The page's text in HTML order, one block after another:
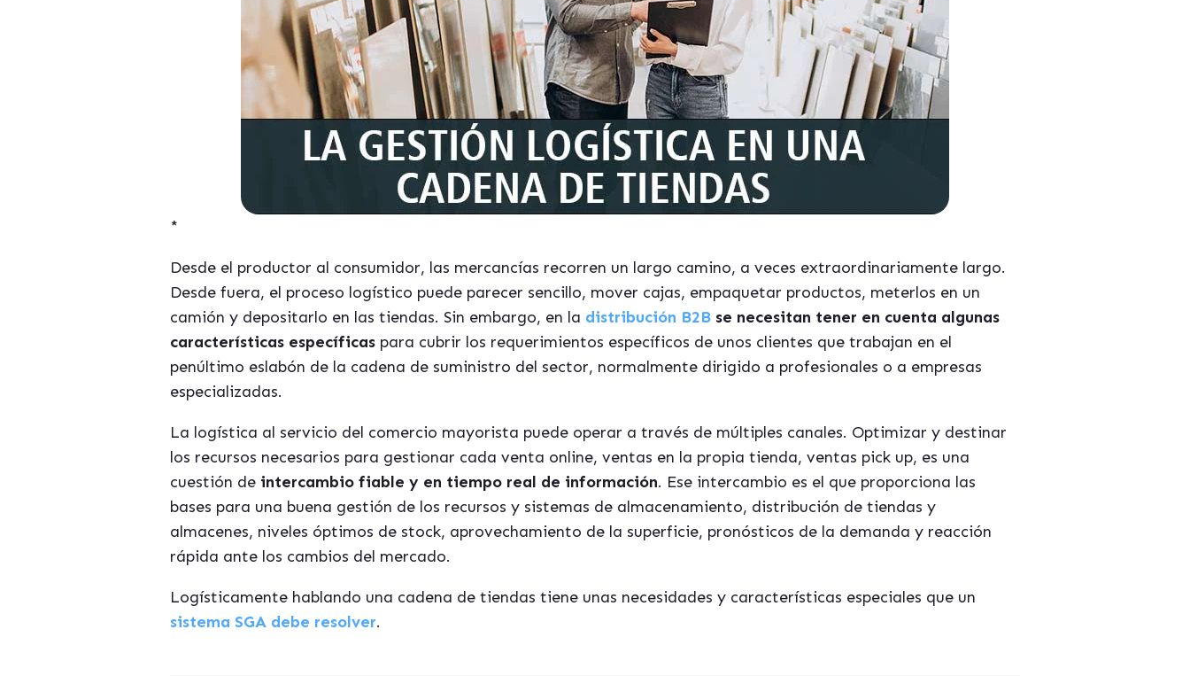
*
Desde el productor al consumidor, las mercancías recorren un largo camino, a veces extraordinariamente largo.
Desde fuera, el proceso logístico puede parecer sencillo, mover cajas, empaquetar productos, meterlos en un
camión y depositarlo en las tiendas. Sin embargo, en la distribución B2B se necesitan tener en cuenta algunas
características específicas para cubrir los requerimientos específicos de unos clientes que trabajan en el
penúltimo eslabón de la cadena de suministro del sector, normalmente dirigido a profesionales o a empresas
especializadas.
La logística al servicio del comercio mayorista puede operar a través de múltiples canales. Optimizar y destinar
los recursos necesarios para gestionar cada venta online, ventas en la propia tienda, ventas pick up, es una
cuestión de intercambio fiable y en tiempo real de información. Ese intercambio es el que proporciona las
bases para una buena gestión de los recursos y sistemas de almacenamiento, distribución de tiendas y
almacenes, niveles óptimos de stock, aprovechamiento de la superficie, pronósticos de la demanda y reacción
rápida ante los cambios del mercado.
Logísticamente hablando una cadena de tiendas tiene unas necesidades y características especiales que un
sistema SGA debe resolver.